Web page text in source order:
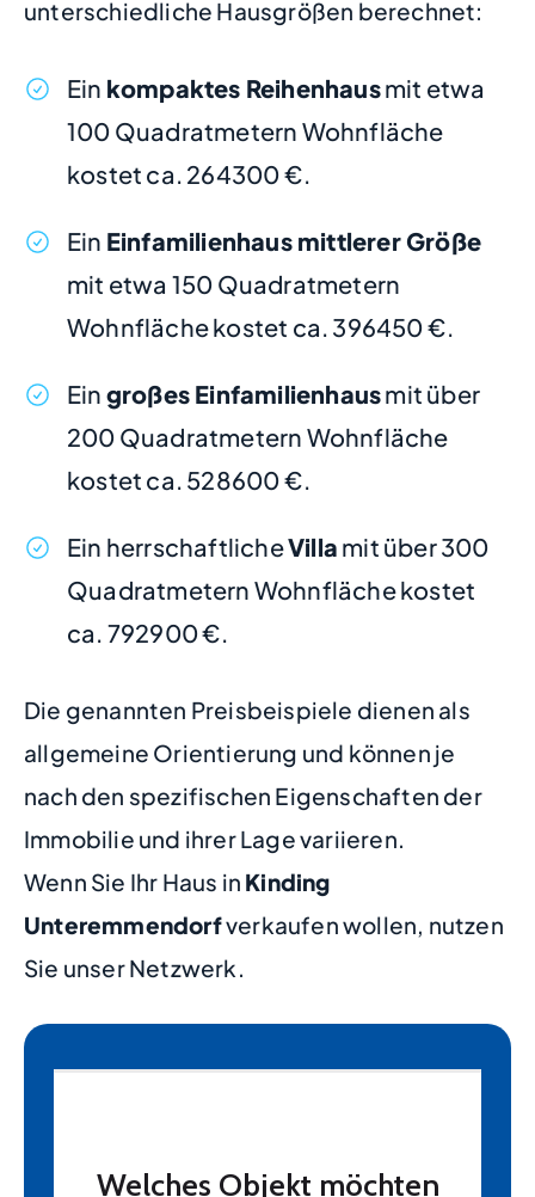
unterschiedliche Hausgrößen berechnet:
Ein kompaktes Reihenhausmit etwa
100 Quadratmetern Wohnfläche
kostet ca. 264300 €.
Ein Einfamilienhaus mittlerer Größe
mit etwa 150 Quadratmetern
Wohnfläche kostet ca. 396450 €.
Ein großes Einfamilienhausmit über
200 Quadratmetern Wohnfläche
kostet ca. 528600 €.
Ein herrschaftlicheVilla mit über 300
Quadratmetern Wohnfläche kostet
ca. 792900 €.
Die genannten Preisbeispiele dienen als
allgemeine Orientierung und können je
nach den spezifischen Eigenschaften der
Immobilie und ihrer Lage variieren.
Wenn Sie Ihr Haus in Kinding
Unteremmendorfverkaufen wollen, nutzen
Sie unser Netzwerk.